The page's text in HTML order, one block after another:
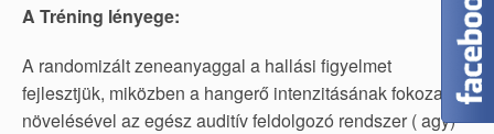
A Tréning lényege:
A randomizált zeneanyaggal a hallási figyelmet
fejlesztjük, miközben a hangerő intenzitásának fokozatos
növelésével az egész auditív feldolgozó rendszer ( agy)